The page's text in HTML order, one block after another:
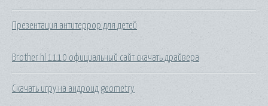
Презентация антитеррор для детей
Brother hl 1110 официальный сайт скачать драйвера
Скачать игру на андроид geometry